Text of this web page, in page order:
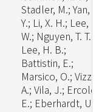
Stadler, M.; Yan,
Y.; Li, X. H.; Lee,
W.; Nguyen, T. T.
Lee, H. B.;
Battistin, E.;
Marsico, O.;
A.; Vila, J.; Ercole,
E.; Eberhardt, U.;